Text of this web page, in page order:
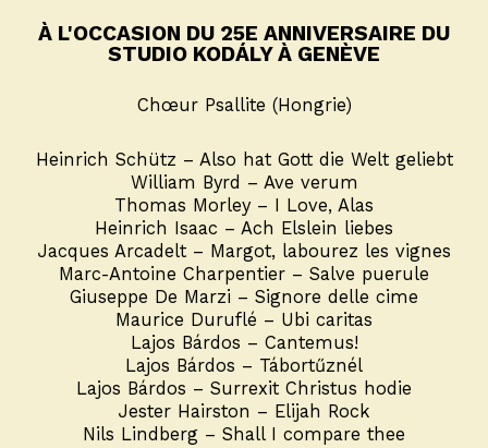
À L'OCCASION DU 25E ANNIVERSAIRE DU
STUDIO KODÁLY À GENÈVE
Chœur Psallite (Hongrie)
Heinrich Schütz – Also hat Gott die Welt geliebt
William Byrd – Ave verum
Thomas Morley – I Love, Alas
Heinrich Isaac – Ach Elslein liebes
Jacques Arcadelt – Margot, labourez les vignes
Marc-Antoine Charpentier – Salve puerule
Giuseppe De Marzi – Signore delle cime
Maurice Duruflé – Ubi caritas
Lajos Bárdos – Cantemus!
Lajos Bárdos – Tábortűznél
Lajos Bárdos – Surrexit Christus hodie
Jester Hairston – Elijah Rock
Nils Lindberg – Shall I compare thee